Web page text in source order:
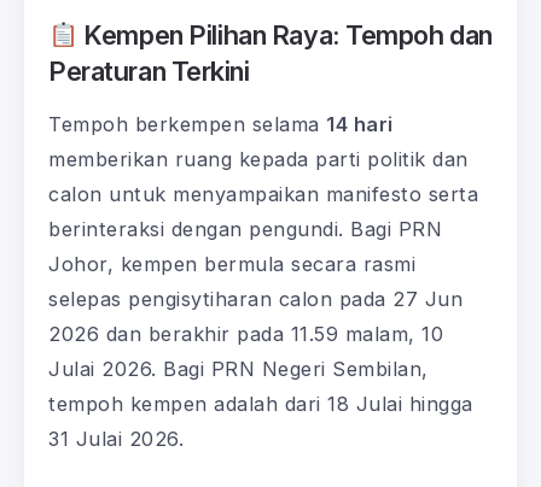
Kempen Pilihan Raya: Tempoh dan
Peraturan Terkini
Tempoh berkempen selama 14 hari
memberikan ruang kepada parti politik dan
calon untuk menyampaikan manifesto serta
berinteraksi dengan pengundi. Bagi PRN
Johor, kempen bermula secara rasmi
selepas pengisytiharan calon pada 27 Jun
2026 dan berakhir pada 11.59 malam, 10
Julai 2026. Bagi PRN Negeri Sembilan,
tempoh kempen adalah dari 18 Julai hingga
31 Julai 2026.